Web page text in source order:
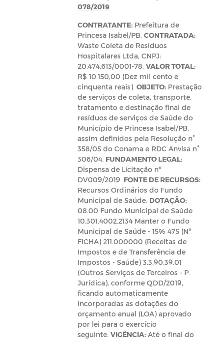
078/2019
CONTRATANTE:Prefeitura de
Princesa Isabel/PB. CONTRATADA:
Waste Coleta de Resíduos
Hospitalares Ltda, CNPJ:
20.474.613/0001-78. VALOR TOTAL:
R$ 10.150,00 (Dez mil cento e
cinquenta reais). OBJETO:Prestação
de serviços de coleta, transporte,
tratamento e destinação final de
resíduos de serviços de Saúde do
Município de Princesa Isabel/PB,
assim definidos pela Resolução n°
358/05 do Conama e RDC Anvisa n°
306/04. FUNDAMENTO LEGAL:
Dispensa de Licitação nº
DV009/2019. FONTE DE RECURSOS:
Recursos Ordinários do Fundo
Municipal de Saúde. DOTAÇÃO:
08.00 Fundo Municipal de Saúde
10.301.4002.2134 Manter o Fundo
Municipal de Saúde - 15% 475 (Nº
FICHA) 211.000000 (Receitas de
Impostos e de Transferência de
Impostos - Saúde) 3.3.90.39.01
(Outros Serviços de Terceiros - P.
Jurídica), conforme QDD/2019,
ficando automaticamente
incorporadas as dotações do
orçamento anual (LOA) aprovado
por lei para o exercício
seguinte. VIGÊNCIA:Até o final do